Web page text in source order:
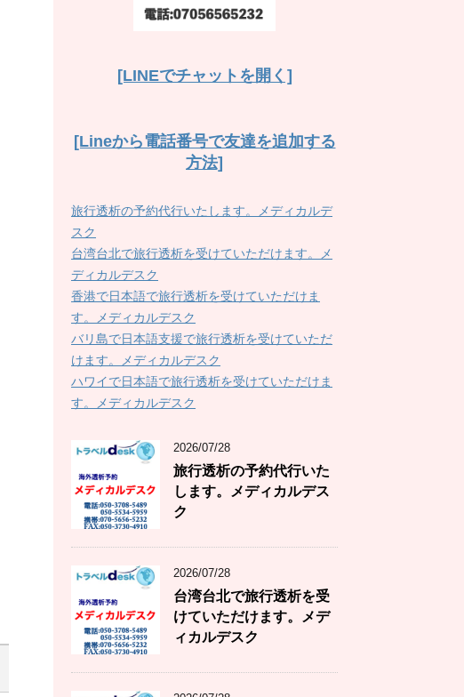
[LINEでチャットを開く]
[Lineから電話番号で友達を追加する
方法]
旅行透析の予約代行いたします。メディカルデ
スク
台湾台北で旅行透析を受けていただけます。メ
ディカルデスク
香港で日本語で旅行透析を受けていただけま
す。メディカルデスク
バリ島で日本語支援で旅行透析を受けていただ
けます。メディカルデスク
ハワイで日本語で旅行透析を受けていただけま
す。メディカルデスク
2026/07/28
旅行透析の予約代行いた
します。メディカルデス
ク
2026/07/28
台湾台北で旅行透析を受
けていただけます。メデ
ィカルデスク